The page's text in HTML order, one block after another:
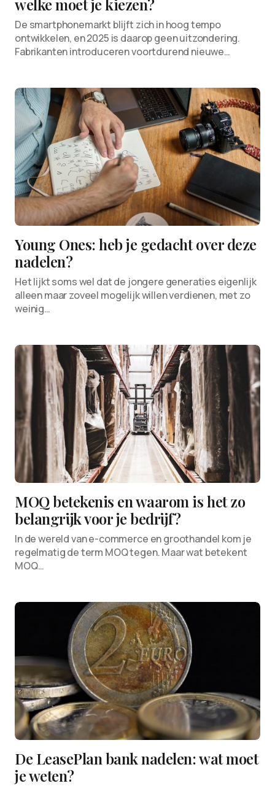
welke moet je kiezen?
De smartphonemarkt blijft zich in hoog tempo
ontwikkelen, en 2025 is daarop geen uitzondering.
Fabrikanten introduceren voortdurend nieuwe…
Young Ones: heb je gedacht over deze
nadelen?
Het lijkt soms wel dat de jongere generaties eigenlijk
alleen maar zoveel mogelijk willen verdienen, met zo
weinig…
MOQ betekenis en waarom is het zo
belangrijk voor je bedrijf?
In de wereld van e-commerce en groothandel kom je
regelmatig de term MOQ tegen. Maar wat betekent
MOQ…
De LeasePlan bank nadelen: wat moet
je weten?